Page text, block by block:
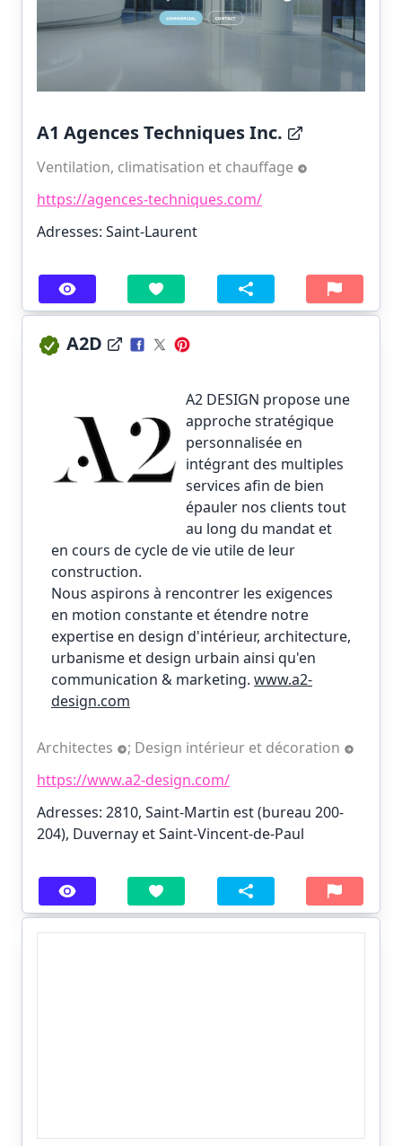
A1 Agences Techniques Inc.
Ventilation, climatisation et chauffage
https://agences-techniques.com/
Adresses: Saint-Laurent
A2D
A2 DESIGN propose une
approche stratégique
personnalisée en
intégrant des multiples
services afin de bien
épauler nos clients tout
au long du mandat et
en cours de cycle de vie utile de leur
construction.
Nous aspirons à rencontrer les exigences
en motion constante et étendre notre
expertise en design d'intérieur, architecture,
urbanisme et design urbain ainsi qu'en
communication & marketing. www.a2-
design.com
Architectes ; Design intérieur et décoration
https://www.a2-design.com/
Adresses: 2810, Saint-Martin est (bureau 200-
204), Duvernay et Saint-Vincent-de-Paul